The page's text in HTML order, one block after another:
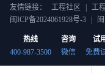
友情链接：
工程社区 工
闽ICP备2024061928号-3
热线
400-987-3500
咨询
微信
试
免费